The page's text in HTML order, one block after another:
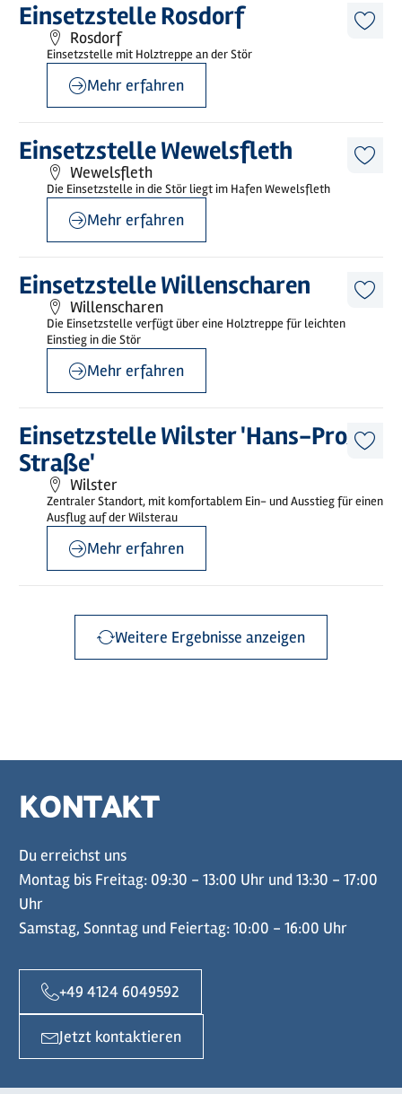
Einsetzstelle Rosdorf
Rosdorf
Einsetzstelle mit Holztreppe an der Stör
Mehr
erfahren
Mehr erfahren
Einsetzstelle Wewelsfleth
Wewelsfleth
Die Einsetzstelle in die Stör liegt im Hafen Wewelsfleth
Mehr
erfahren
Mehr erfahren
Einsetzstelle Willenscharen
Willenscharen
Die Einsetzstelle verfügt über eine Holztreppe für leichten
Einstieg in die Stör
Mehr
erfahren
Mehr erfahren
Einsetzstelle Wilster 'Hans-Prox-
Straße'
Wilster
Zentraler Standort, mit komfortablem Ein- und Ausstieg für einen
Ausflug auf der Wilsterau
Mehr
erfahren
Mehr erfahren
Weitere Ergebnisse anzeigen
KONTAKT
Du erreichst uns
Montag bis Freitag: 09:30 - 13:00 Uhr und 13:30 - 17:00
Uhr
Samstag, Sonntag und Feiertag: 10:00 - 16:00 Uhr
+49 4124 6049592
Jetzt kontaktieren